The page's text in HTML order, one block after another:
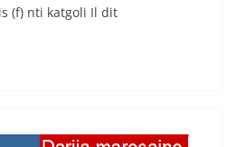
(f) nti katgoli Il dit